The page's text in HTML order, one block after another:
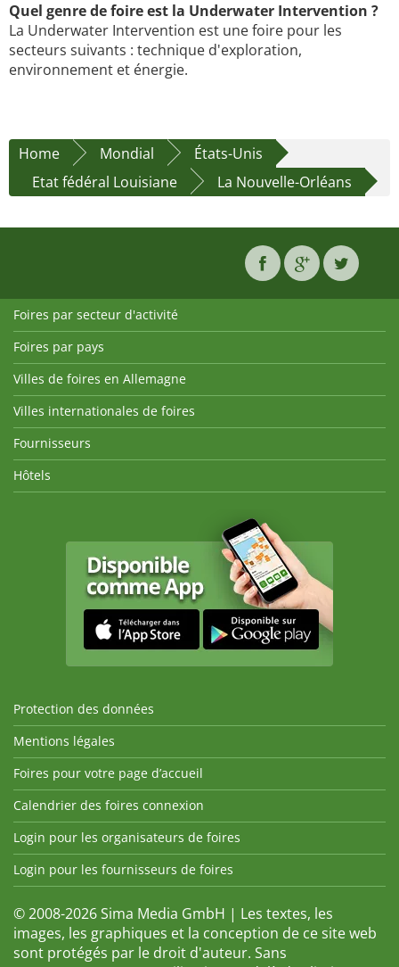
Quel genre de foire est la Underwater Intervention ?
La Underwater Intervention est une foire pour les
secteurs suivants : technique d'exploration,
environnement et énergie.
Home Mondial
États-Unis
Etat fédéral Louisiane
La Nouvelle-Orléans
Foires par secteur d'activité
Foires par pays
Villes de foires en Allemagne
Villes internationales de foires
Fournisseurs
Hôtels
Protection des données
Mentions légales
Foires pour votre page d’accueil
Calendrier des foires connexion
Login pour les organisateurs de foires
Login pour les fournisseurs de foires
© 2008-2026 Sima Media GmbH | Les textes, les
images, les graphiques et la conception de ce site web
sont protégés par le droit d'auteur. Sans